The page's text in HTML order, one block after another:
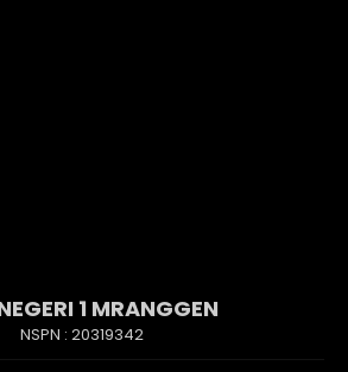
1 MRANGGEN
NSPN : 20319342